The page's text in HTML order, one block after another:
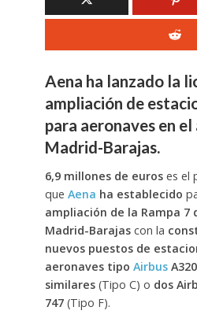
Aena ha lanzado la
ampliación de
para aeronaves en
Madrid-Barajas.
6,9 millones de euroses el
que Aena ha establecido
ampliación de la Rampa 7
Madrid-Barajascon la
nuevos puestos de
aeronaves tipo Airbus
similares(Tipo C) o dos
747(Tipo F).